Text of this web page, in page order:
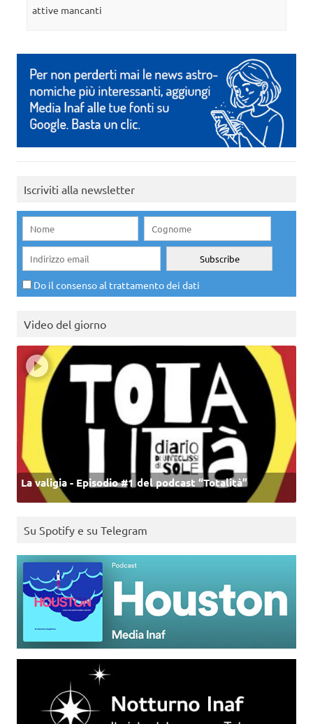
attive mancanti
Iscriviti alla newsletter
Do il consenso al trattamento dei dati
Video del giorno
La valigia - Episodio #1 del podcast “Totalità”
Su Spotify e su Telegram